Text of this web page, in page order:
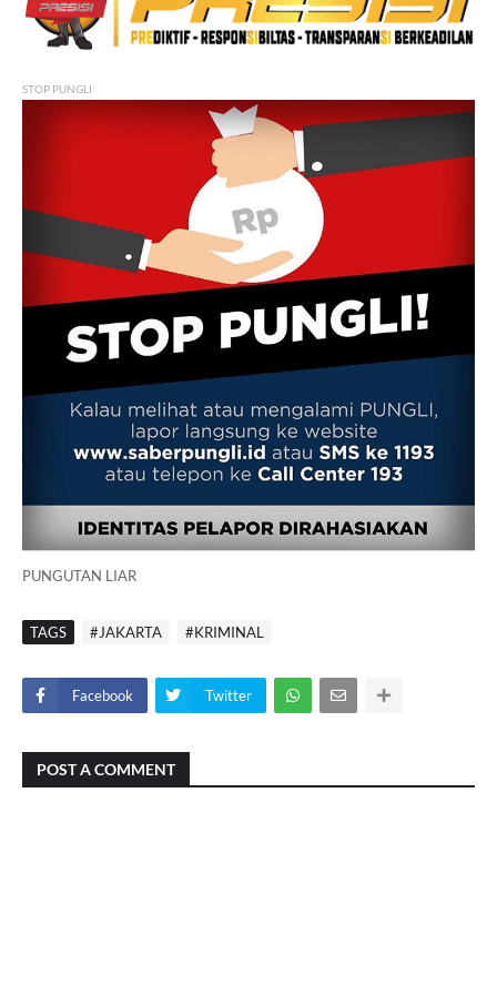
STOP PUNGLI
PUNGUTAN LIAR
TAGS #JAKARTA #KRIMINAL
Facebook Twitter
POST A COMMENT